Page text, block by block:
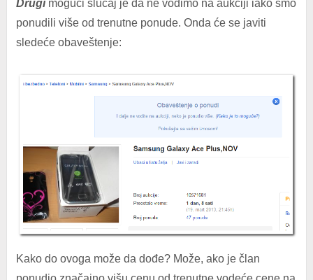
Drugi mogući slučaj je da ne vodimo na aukciji iako smo
ponudili više od trenutne ponude. Onda će se javiti
sledeće obaveštenje:
Kako do ovoga može da dođe? Može, ako je član